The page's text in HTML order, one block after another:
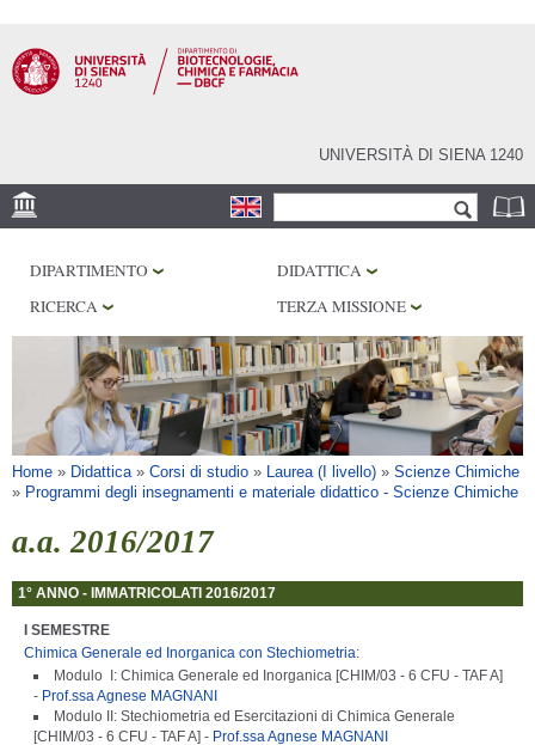
contenuto
principale
UNIVERSITÀ DI SIENA 1240
Form di ricerca
CENTRI DI RICERCA
LABORATORI
BIBLIOTECHE
SERVIZI
DIPARTIMENTO
DIDATTICA
RICERCA
TERZA MISSIONE
Tu sei qui
Home » Didattica» Corsi di studio » Laurea (I livello) » Scienze Chimiche
» Programmi degli insegnamenti e materiale didattico - Scienze Chimiche
a.a. 2016/2017
1° ANNO - IMMATRICOLATI 2016/2017
I SEMESTRE
Chimica Generale ed Inorganica con Stechiometria:
Modulo I: Chimica Generale ed Inorganica [CHIM/03 - 6 CFU - TAF A]
- Prof.ssa Agnese MAGNANI
Modulo II: Stechiometria ed Esercitazioni di Chimica Generale
[CHIM/03 - 6 CFU - TAF A] - Prof.ssa Agnese MAGNANI